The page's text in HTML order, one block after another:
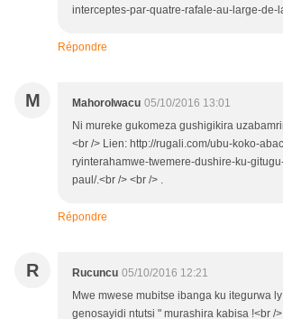
interceptes-par-quatre-rafale-au-large-de-
Répondre
M MahoroIwacu 05/10/2016 13:01
Ni mureke gukomeza gushigikira
<br /> Lien: http://rugali.com/ubu-koko-
ryinterahamwe-twemere-dushire-ku-
paul/.<br /> <br /> .
Répondre
R Rucuncu 05/10/2016 12:21
Mwe mwese mubitse ibanga ku itegurwa
genosayidi ntutsi " murashira kabisa !<br /